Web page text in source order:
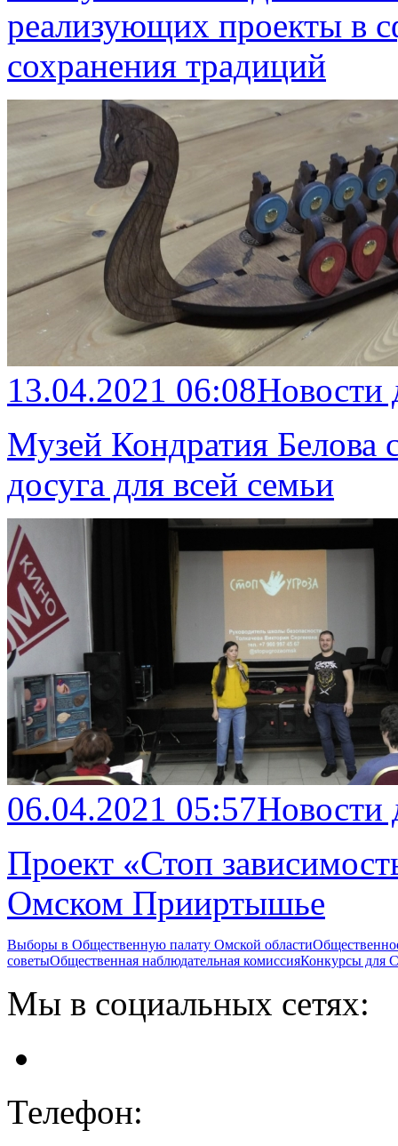
реализующих проекты в
сохранения традиций
13.04.2021 06:08
Музей Кондратия Белова
досуга для всей семьи
06.04.2021 05:57
Проект «Стоп
Омском Прииртышье
Выборы в Общественную палату Омской области
советыОбщественная наблюдательная комиссияКонкурсы
Мы в социальных сетях:
Телефон: